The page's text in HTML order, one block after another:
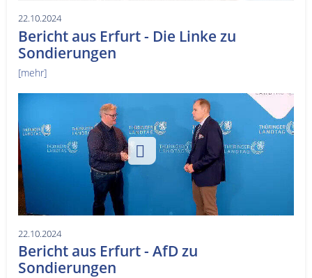
22.10.2024
Bericht aus Erfurt - Die Linke zu
Sondierungen
[mehr]
22.10.2024
Bericht aus Erfurt - AfD zu
Sondierungen